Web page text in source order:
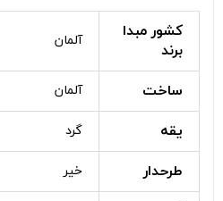
کشور مبدا
برند
آلمان
ساخت آلمان
یقه گرد
طرحدار خیر